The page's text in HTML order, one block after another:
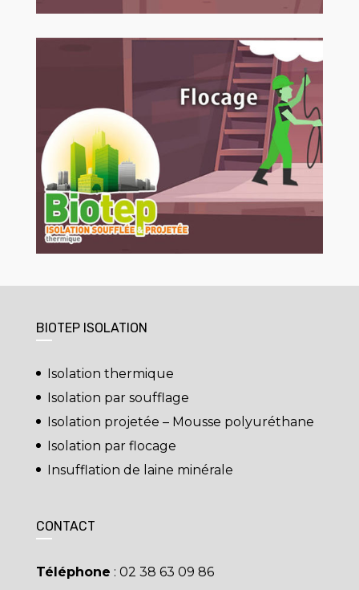
BIOTEP ISOLATION
Isolation thermique
Isolation par soufflage
Isolation projetée – Mousse polyuréthane
Isolation par flocage
Insufflation de laine minérale
CONTACT
Téléphone : 02 38 63 09 86